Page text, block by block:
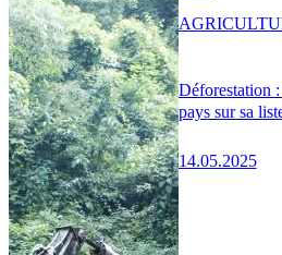
Déforestation
pays sur sa
14.05.2025